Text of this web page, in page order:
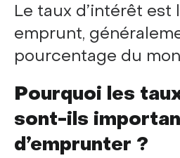
Le taux d’intérêt est
emprunt,
pourcentage du
Pourquoi les
sont-ils
d’emprunter ?